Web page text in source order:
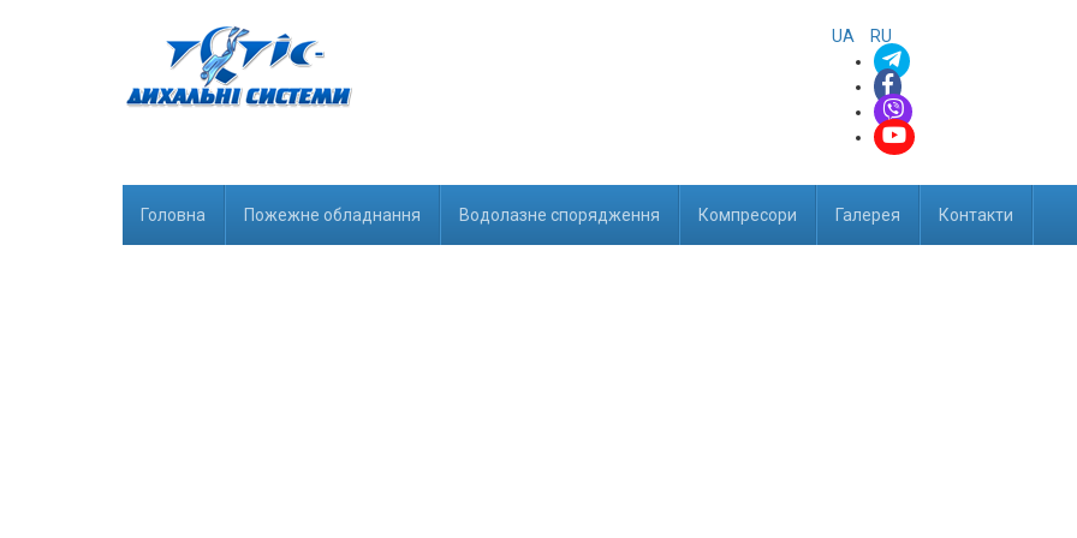
UA RU
Головна Пожежне обладнання Водолазне спорядження Компресори Галерея Контакти